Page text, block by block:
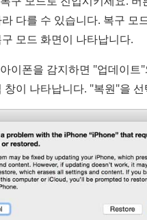
다를 수 있습니다. 복구 모
모드 화면이 나타납니다.
이폰을 감지하면 "업데이트
창이 나타납니다. "복원"을